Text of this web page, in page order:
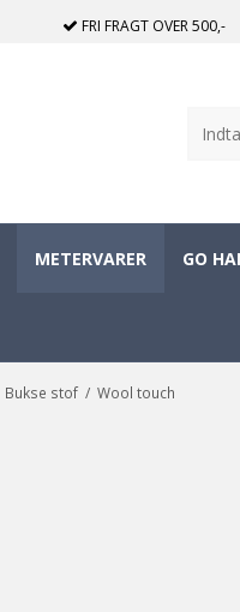
FRI FRAGT OVER 500,-
METERVARER GO
Bukse stof / Wool touch